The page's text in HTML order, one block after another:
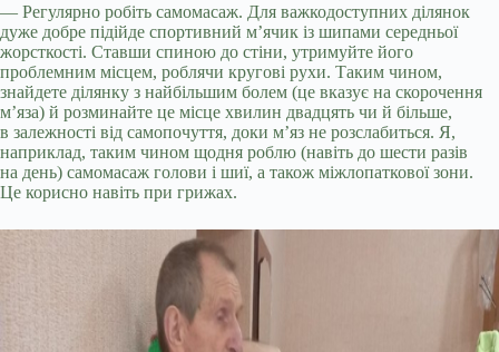
— Регулярно робіть самомасаж. Для важкодоступних ділянок
дуже добре підійде спортивний м’ячик із шипами середньої
жорсткості. Ставши спиною до стіни, утримуйте його
проблемним місцем, роблячи кругові рухи. Таким чином,
знайдете ділянку з найбільшим болем (це вказує на скорочення
м’яза) й розминайте це місце хвилин двадцять чи й більше,
в залежності від самопочуття, доки м’яз не розслабиться. Я,
наприклад, таким чином щодня роблю (навіть до шести разів
на день) самомасаж голови і шиї, а також міжлопаткової зони.
Це корисно навіть при грижах.